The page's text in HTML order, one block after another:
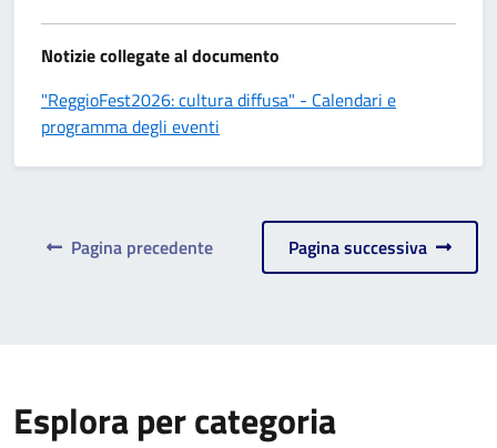
Notizie collegate al documento
"ReggioFest2026: cultura diffusa" - Calendari e
programma degli eventi
Pagina precedente Pagina successiva
Esplora per categoria